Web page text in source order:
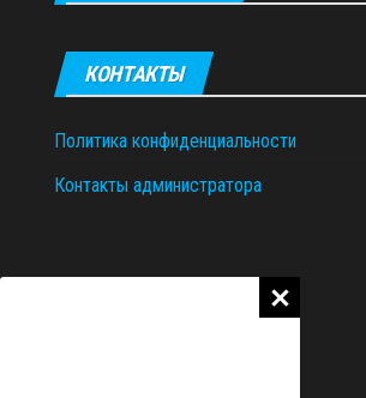
КОНТАКТЫ
Политика конфиденциальности
Контакты администратора